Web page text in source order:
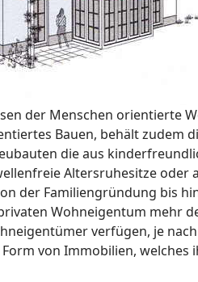
der Menschen orientierte
Bauen, behält zudem
die aus
Altersruhesitze oder
der Familiengründung bis
Wohneigentum mehr
verfügen, je
von Immobilien, welches